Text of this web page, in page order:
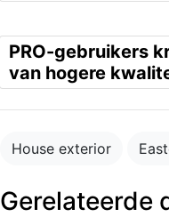
PRO-gebruikers
van hogere
House exterior
Gerelateerde